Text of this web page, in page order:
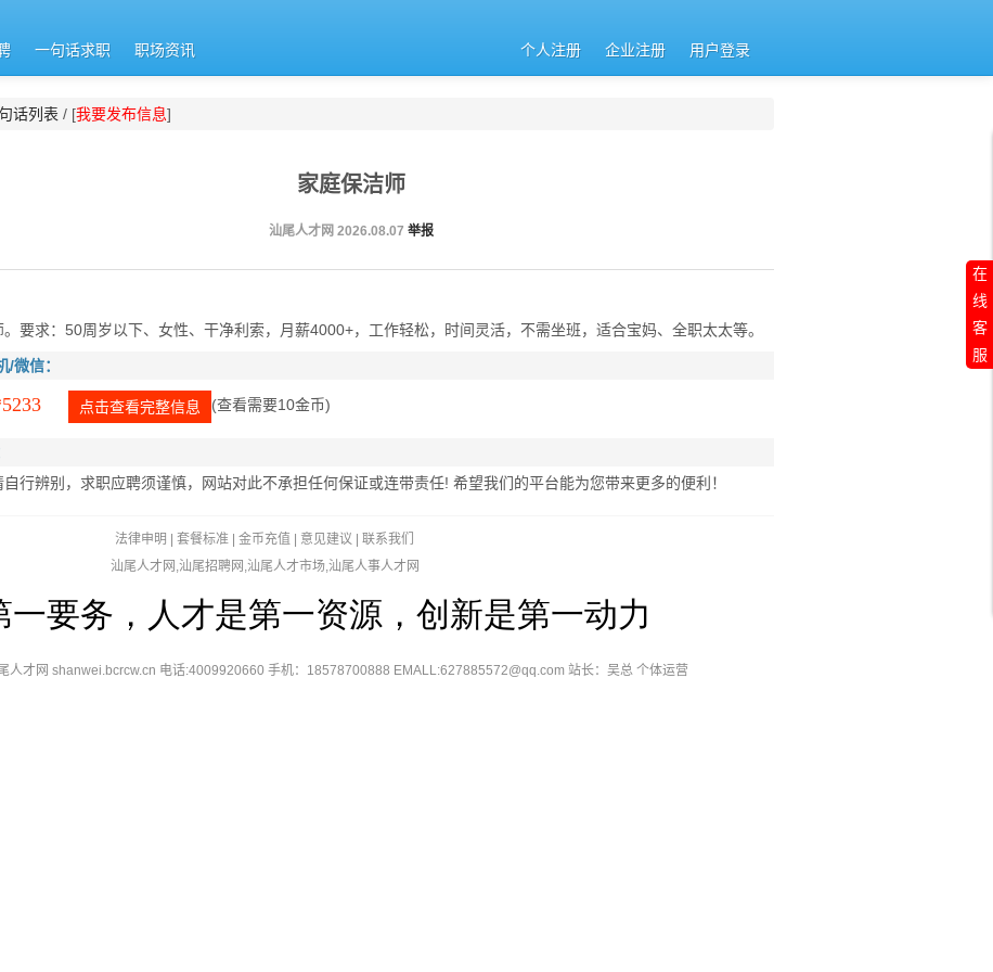
一句话求职 职场资讯 个人注册 企业注册 用户登录
话列表 / [我要发布信息]
家庭保洁师
汕尾人才网 2026.08.07 举报
。要求：50周岁以下、女性、干净利索，月薪4000+，工作轻松，时间灵活，不需坐班，适合宝妈、全职太太等。
/微信：
点击查看完整信息 (查看需要10金币)
行辨别，求职应聘须谨慎，网站对此不承担任何保证或连带责任! 希望我们的平台能为您带来更多的便利！
在
线
客
服
法律申明 套餐标准 金币充值 意见建议
联系我们
汕尾人才网,汕尾招聘网,汕尾人才市场,汕尾人事人才网
一要务，人才是第一资源，创新是第一动力
人才网 shanwei.bcrcw.cn 电话:4009920660 手机：18578700888 EMALL:627885572@qq.com 站长：吴总 个体运营